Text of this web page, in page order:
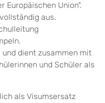
Europäischen Union".
aus.
dient zusammen mit
und Schüler als
als Visumsersatz